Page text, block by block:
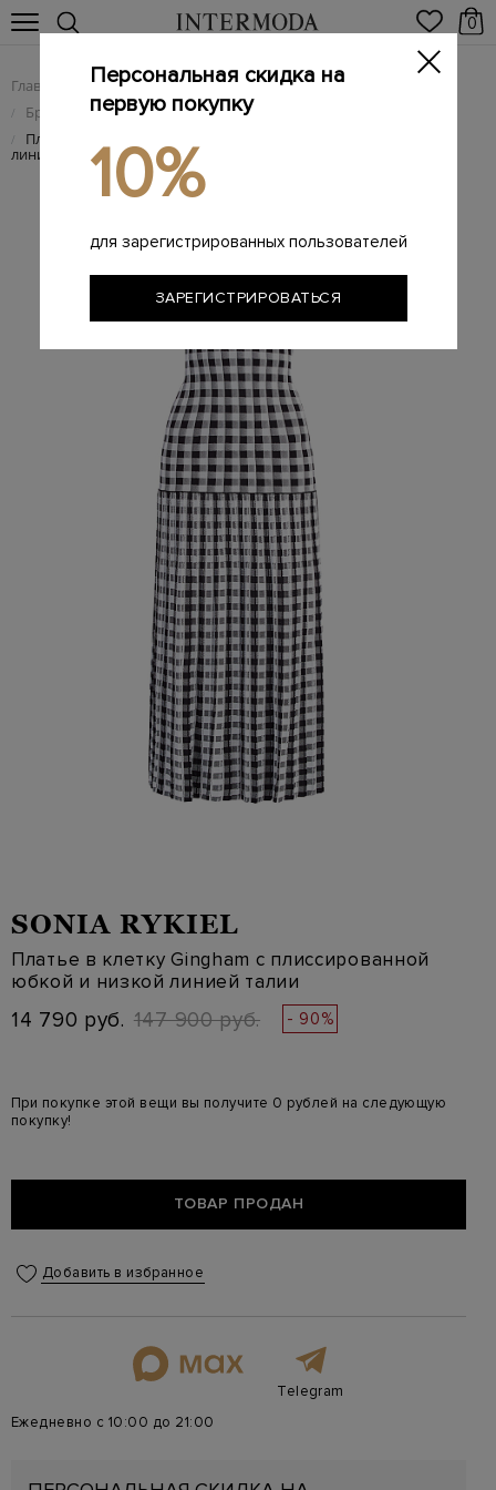
0
Главная Женщинам / Женская одежда
/ Брендовые женские платья
/ Платье в клетку Gingham с плиссированной юбкой и низкой
линией талии
SONIA RYKIEL
Платье в клетку Gingham с плиссированной
юбкой и низкой линией талии
14 790 руб. 147 900 руб. - 90%
При покупке этой вещи вы получите 0 рублей на следующую
покупку!
ТОВАР ПРОДАН
Добавить в избранное
Telegram
Ежедневно с 10:00 до 21:00
Персональная скидка на
первую покупку
10%
для зарегистрированных пользователей
ЗАРЕГИСТРИРОВАТЬСЯ